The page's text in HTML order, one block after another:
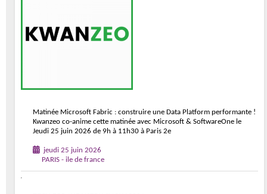
Matinée Microsoft Fabric : construire une Data Platform performante !
Kwanzeo co-anime cette matinée avec Microsoft & SoftwareOne le
Jeudi 25 juin 2026 de 9h à 11h30 à Paris 2e
jeudi 25 juin 2026
PARIS - ile de france